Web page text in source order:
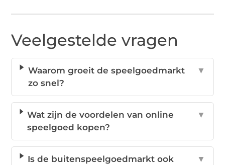
Veelgestelde vragen
Waarom groeit de speelgoedmarkt
zo snel?
▼
Wat zijn de voordelen van online
speelgoed kopen?
▼
Is de buitenspeelgoedmarkt ook
▼